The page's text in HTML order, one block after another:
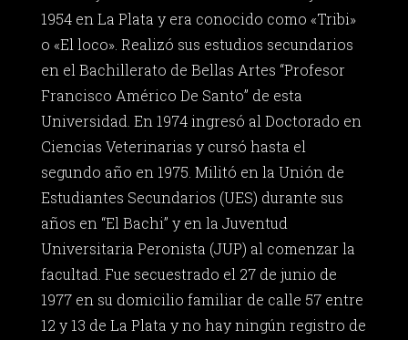
1954 en La Plata y era conocido como «Tribi»
o «El loco». Realizó sus estudios secundarios
en el Bachillerato de Bellas Artes “Profesor
Francisco Américo De Santo” de esta
Universidad. En 1974 ingresó al Doctorado en
Ciencias Veterinarias y cursó hasta el
segundo año en 1975. Militó en la Unión de
Estudiantes Secundarios (UES) durante sus
años en “El Bachi” y en la Juventud
Universitaria Peronista (JUP) al comenzar la
facultad. Fue secuestrado el 27 de junio de
1977 en su domicilio familiar de calle 57 entre
12 y 13 de La Plata y no hay ningún registro de